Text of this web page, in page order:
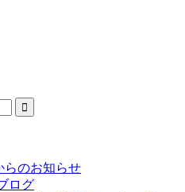
らのお知らせ
ログ